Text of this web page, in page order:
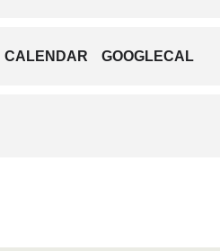
CALENDAR GOOGLECAL